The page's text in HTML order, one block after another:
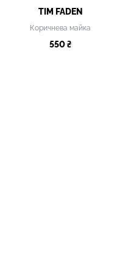
TIM FADEN
Коричнева майка
550 ₴